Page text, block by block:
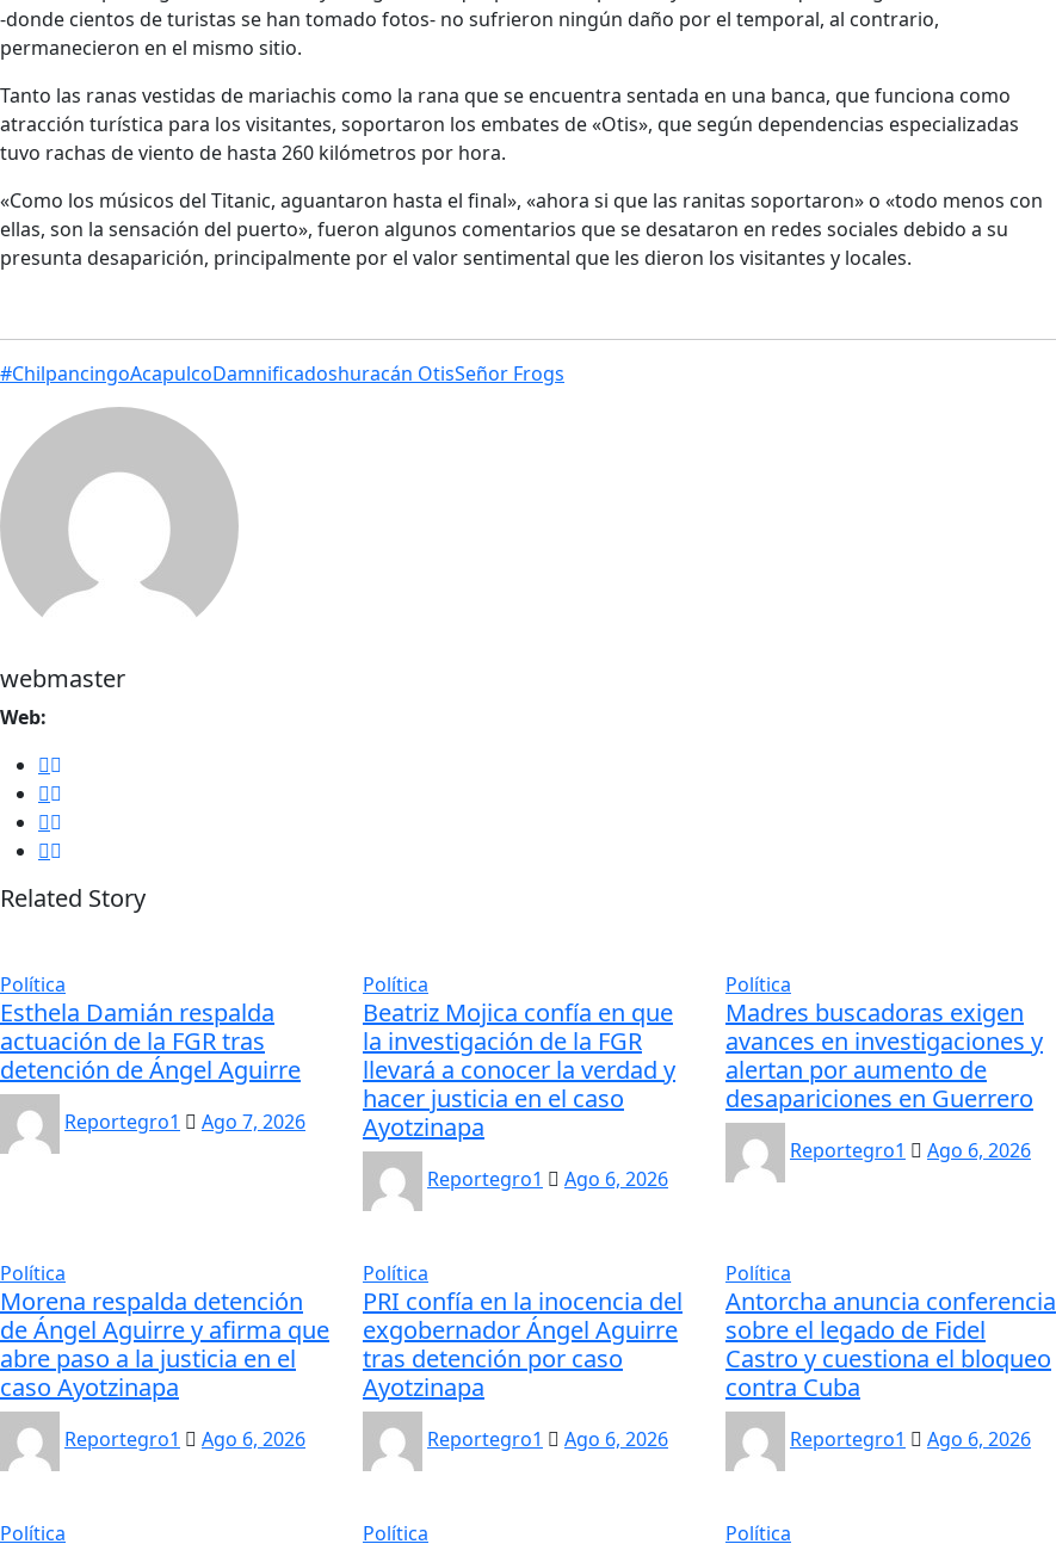
-donde cientos de turistas se han tomado fotos- no sufrieron ningún daño por el temporal, al contrario,
permanecieron en el mismo sitio.
Tanto las ranas vestidas de mariachis como la rana que se encuentra sentada en una banca, que funciona como
atracción turística para los visitantes, soportaron los embates de «Otis», que según dependencias especializadas
tuvo rachas de viento de hasta 260 kilómetros por hora.
«Como los músicos del Titanic, aguantaron hasta el final», «ahora si que las ranitas soportaron» o «todo menos con
ellas, son la sensación del puerto», fueron algunos comentarios que se desataron en redes sociales debido a su
presunta desaparición, principalmente por el valor sentimental que les dieron los visitantes y locales.
#ChilpancingoAcapulcoDamnificadoshuracán OtisSeñor Frogs
webmaster
Web:
Related Story
Política
Esthela Damián respalda
actuación de la FGR tras
detención de Ángel Aguirre
Reportegro1 Ago 7, 2026
Política
Beatriz Mojica confía en que
la investigación de la FGR
llevará a conocer la verdad y
hacer justicia en el caso
Ayotzinapa
Reportegro1 Ago 6, 2026
Política
Madres buscadoras exigen
avances en investigaciones y
alertan por aumento de
desapariciones en Guerrero
Reportegro1 Ago 6, 2026
Política
Morena respalda detención
de Ángel Aguirre y afirma que
abre paso a la justicia en el
caso Ayotzinapa
Reportegro1 Ago 6, 2026
Política
PRI confía en la inocencia del
exgobernador Ángel Aguirre
tras detención por caso
Ayotzinapa
Reportegro1 Ago 6, 2026
Política
Antorcha anuncia conferencia
sobre el legado de Fidel
Castro y cuestiona el bloqueo
contra Cuba
Reportegro1 Ago 6, 2026
Política Política Política